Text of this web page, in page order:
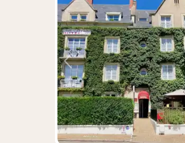
Vorheriges Bild